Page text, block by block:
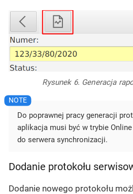
Rysunek 6. Generacja
Do poprawnej pracy generacji
aplikacja musi być w trybie
do serwera synchronizacji.
Dodanie protokołu
Dodanie nowego protokołu